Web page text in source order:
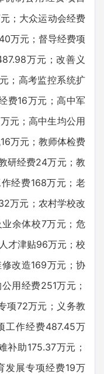
；大众运动会经费
万元；督导经费项
万元；改善义
；高考监控系统扩
费16万元；高中军
元；高中生均公用
万元；教师体检费
研经费24万元；教
经费168万元；老
万元；农村学校改
余体校7万元；危
才津贴96万元；校
改造169万元；协
用经费251万元；
项72万元；义务教
工作经费487.45万
补助175.37万元；
发展专项经费19万